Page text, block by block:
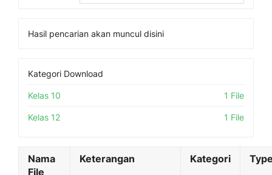
Hasil pencarian akan muncul disini
Kategori Download
Kelas 10 1 File
Kelas 12 1 File
Nama
File
Keterangan Kategori